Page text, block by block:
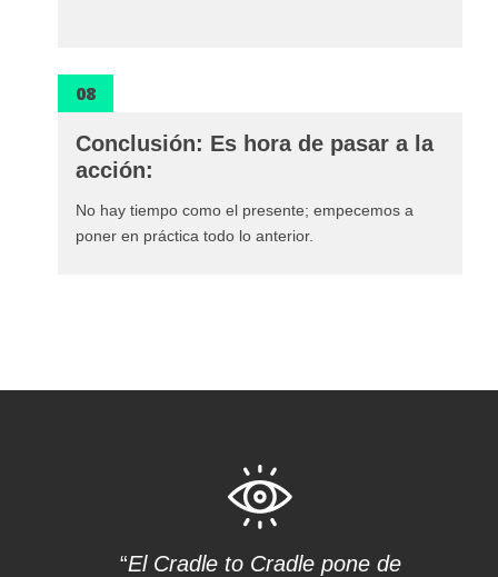
08
Conclusión: Es hora de pasar a la
acción:
No hay tiempo como el presente; empecemos a
poner en práctica todo lo anterior.
“El Cradle to Cradle pone de